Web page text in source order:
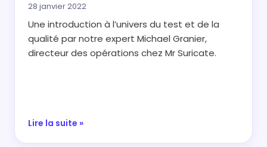
28 janvier 2022
Une introduction à l’univers du test et de la
qualité par notre expert Michael Granier,
directeur des opérations chez Mr Suricate.
Lire la suite »